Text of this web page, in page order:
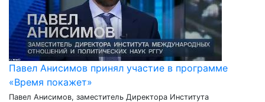
Павел Анисимов принял участие в программе
«Время покажет»
Павел Анисимов, заместитель Директора Института